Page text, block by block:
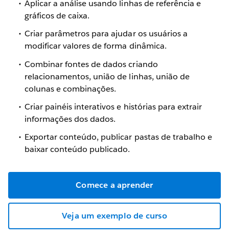
Aplicar a análise usando linhas de referência e
gráficos de caixa.
Criar parâmetros para ajudar os usuários a
modificar valores de forma dinâmica.
Combinar fontes de dados criando
relacionamentos, união de linhas, união de
colunas e combinações.
Criar painéis interativos e histórias para extrair
informações dos dados.
Exportar conteúdo, publicar pastas de trabalho e
baixar conteúdo publicado.
Comece a aprender
Veja um exemplo de curso